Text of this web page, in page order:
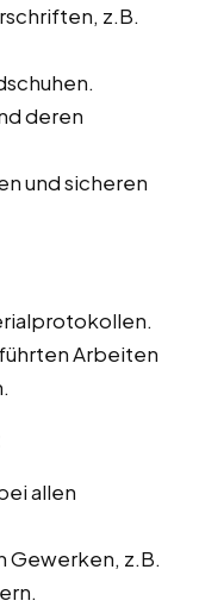
z.B.
deren
und sicheren
Arbeiten
allen
Gewerken, z.B.